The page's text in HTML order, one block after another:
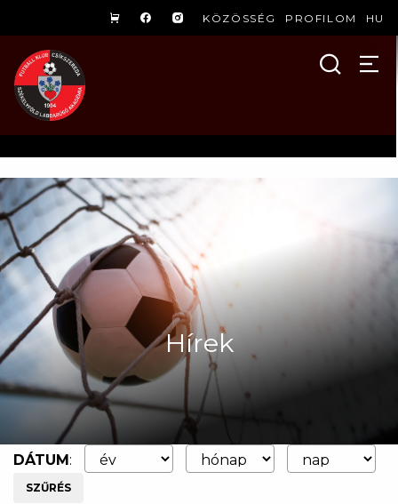
KÖZÖSSÉG PROFILOM HU
Hírek
DÁTUM:
SZŰRÉS